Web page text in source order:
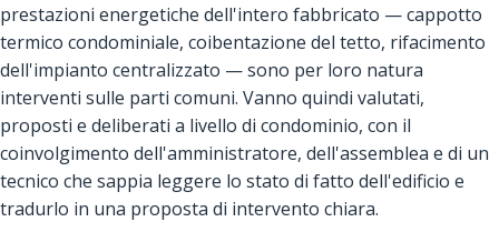
prestazioni energetiche dell'intero fabbricato — cappotto
termico condominiale, coibentazione del tetto, rifacimento
dell'impianto centralizzato — sono per loro natura
interventi sulle parti comuni. Vanno quindi valutati,
proposti e deliberati a livello di condominio, con il
coinvolgimento dell'amministratore, dell'assemblea e di un
tecnico che sappia leggere lo stato di fatto dell'edificio e
tradurlo in una proposta di intervento chiara.